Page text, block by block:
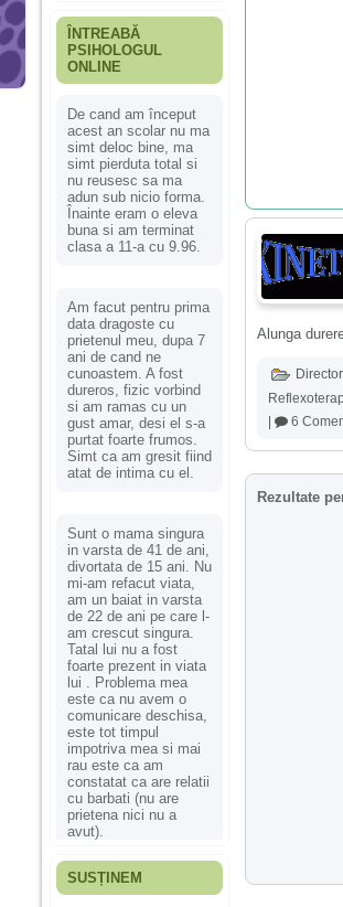
ÎNTREABĂ
PSIHOLOGUL
ONLINE
De cand am început
acest an scolar nu ma
simt deloc bine, ma
simt pierduta total si
nu reusesc sa ma
adun sub nicio forma.
Înainte eram o eleva
buna si am terminat
clasa a 11-a cu 9.96.
Am facut pentru prima
data dragoste cu
prietenul meu, dupa 7
ani de cand ne
cunoastem. A fost
dureros, fizic vorbind
si am ramas cu un
gust amar, desi el s-a
purtat foarte frumos.
Simt ca am gresit fiind
atat de intima cu el.
Sunt o mama singura
in varsta de 41 de ani,
divortata de 15 ani. Nu
mi-am refacut viata,
am un baiat in varsta
de 22 de ani pe care l-
am crescut singura.
Tatal lui nu a fost
foarte prezent in viata
lui . Problema mea
este ca nu avem o
comunicare deschisa,
este tot timpul
impotriva mea si mai
rau este ca am
constatat ca are relatii
cu barbati (nu are
prietena nici nu a
avut).
Fiica mea s-a nascut
SUSȚINEM
Alunga
6
Rezultate